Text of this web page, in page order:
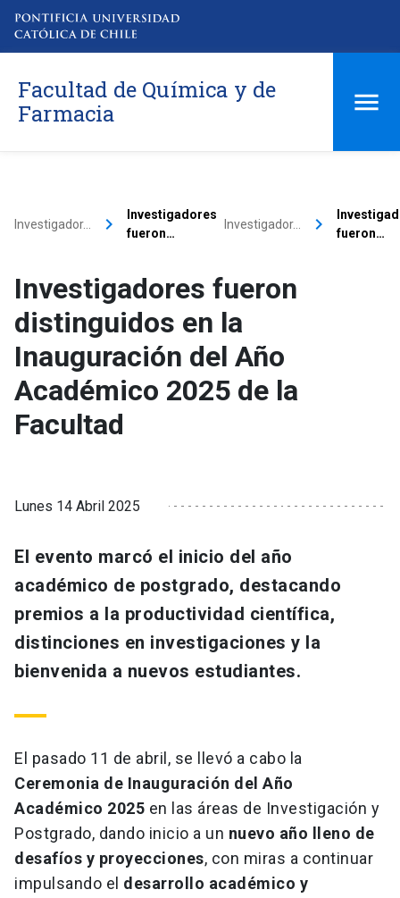
Facultad de Química y de
Farmacia
Investigador… keyboard_arrow_right
Investigadores
fueron…
Investigador… keyboard_arrow_right
fueron…
Investigadores fueron
distinguidos en la
Inauguración del Año
Académico 2025 de la
Facultad
Lunes 14 Abril 2025
El evento marcó el inicio del año
académico de postgrado, destacando
premios a la productividad científica,
distinciones en investigaciones y la
bienvenida a nuevos estudiantes.
El pasado 11 de abril, se llevó a cabo la
Ceremonia de Inauguración del Año
Académico 2025 en las áreas de Investigación y
Postgrado, dando inicio a un nuevo año lleno de
desafíos y proyecciones, con miras a continuar
impulsando el desarrollo académico y